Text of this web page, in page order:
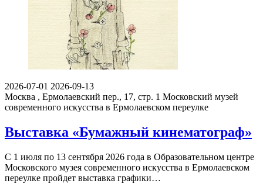
2026-07-01 2026-09-13
Москва , Ермолаевский пер., 17, стр. 1 Московский музей
современного искусства в Ермолаевском переулке
Выставка «Бумажный кинематограф»
С 1 июля по 13 сентября 2026 года в Образовательном центре
Московского музея современного искусства в Ермолаевском
переулке пройдет выставка графики…